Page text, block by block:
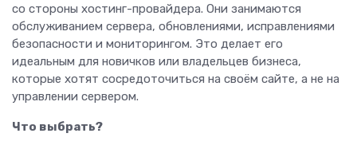
со стороны хостинг-провайдера. Они занимаются
обслуживанием сервера, обновлениями, исправлениями
безопасности и мониторингом. Это делает его
идеальным для новичков или владельцев бизнеса,
которые хотят сосредоточиться на своём сайте, а не на
управлении сервером.
Что выбрать?